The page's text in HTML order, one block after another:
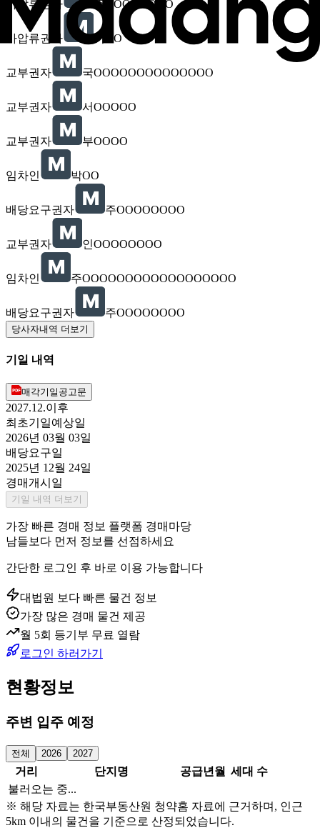
가압류권자 주OOOOOOOO
가압류권자 이OO
교부권자 국OOOOOOOOOOOOOO
교부권자 서OOOOO
교부권자 부OOOO
임차인 박OO
배당요구권자 주OOOOOOOO
교부권자 인OOOOOOOO
임차인 주OOOOOOOOOOOOOOOOOO
배당요구권자 주OOOOOOOO
당사자내역 더보기
기일 내역
매각기일공고문
2027.12.이후
최초기일예상일
2026년 03월 03일
배당요구일
2025년 12월 24일
경매개시일
기일 내역 더보기
가장 빠른 경매 정보 플랫폼 경매마당
남들보다 먼저 정보를 선점하세요
간단한 로그인 후 바로 이용 가능합니다
대법원 보다 빠른 물건 정보
가장 많은 경매 물건 제공
월 5회 등기부 무료 열람
로그인 하러가기
현황정보
주변 입주 예정
전체 2026 2027
거리 단지명 공급년월 세대 수
불러오는 중...
※ 해당 자료는 한국부동산원 청약홈 자료에 근거하며, 인근
5km 이내의 물건을 기준으로 산정되었습니다.